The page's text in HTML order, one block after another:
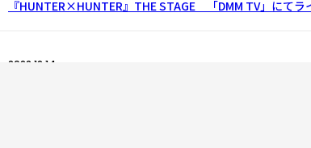
『HUNTER×HUNTER』THE STAGE 「DMM TV」にてラ
2022.12.14
『HUNTER×HUNTER』THE STAGE 「ジャンプフェス